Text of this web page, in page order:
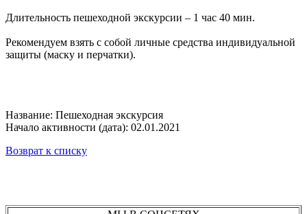
Длительность пешеходной экскурсии – 1 час 40 мин.
Рекомендуем взять с собой личные средства индивидуальной
защиты (маску и перчатки).
Название: Пешеходная экскурсия
Начало активности (дата): 02.01.2021
Возврат к списку